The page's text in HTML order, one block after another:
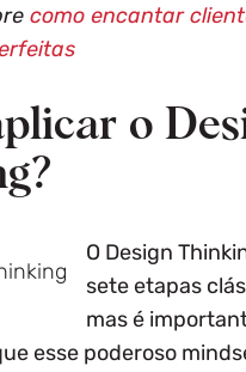
como encantar
o
O Design
sete etapas
mas é
esse poderoso